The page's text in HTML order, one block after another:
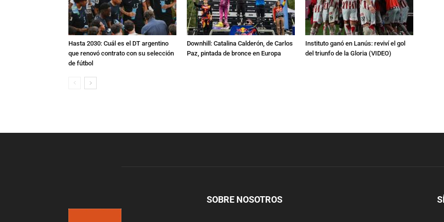
Hasta 2030: Cuál es el DT argentino
que renovó contrato con su selección
de fútbol
Downhill: Catalina Calderón, de Carlos
Paz, pintada de bronce en Europa
Instituto ganó en Lanús: reviví el gol
del triunfo de la Gloria (VIDEO)
SOBRE NOSOTROS